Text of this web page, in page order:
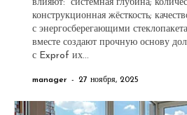
влияют: системная глубина;
конструкционная жёсткость;
с энергосберегающими
вместе создают прочную основу
с Exprof их...
manager - 27 ноября, 2025